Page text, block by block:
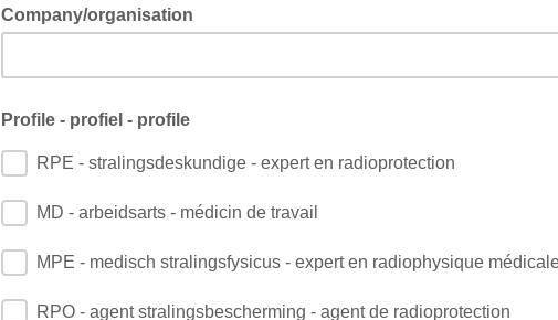
Company/organisation
Profile - profiel - profile
RPE - stralingsdeskundige - expert en radioprotection
MD - arbeidsarts - médicin de travail
MPE - medisch stralingsfysicus - expert en radiophysique
RPO - agent stralingsbescherming - agent de radioprotection